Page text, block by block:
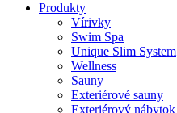
Produkty
Vírivky
Swim Spa
Unique Slim System
Wellness
Sauny
Exteriérové sauny
Exteriérový nábytok